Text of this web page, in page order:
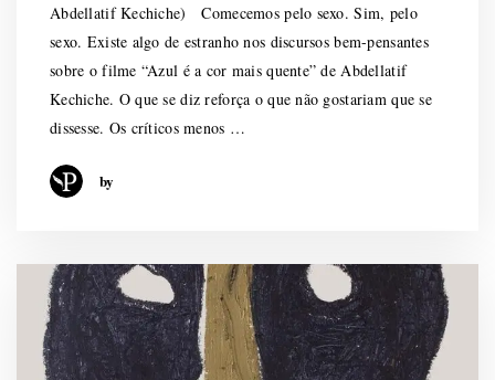
Abdellatif Kechiche) Comecemos pelo sexo. Sim, pelo
sexo. Existe algo de estranho nos discursos bem-pensantes
sobre o filme “Azul é a cor mais quente” de Abdellatif
Kechiche. O que se diz reforça o que não gostariam que se
dissesse. Os críticos menos …
by